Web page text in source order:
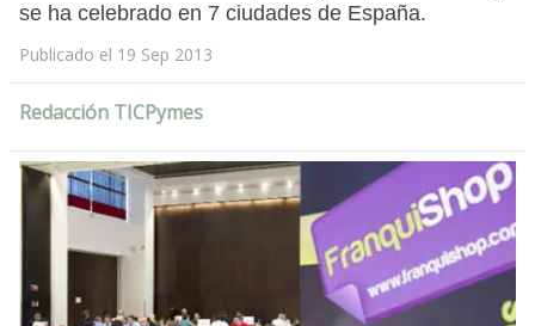
se ha celebrado en 7 ciudades de España.
Publicado el 19 Sep 2013
Redacción TICPymes